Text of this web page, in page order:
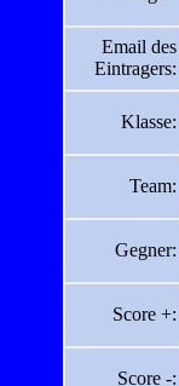
Email des
Eintragers:
Klasse:
Team:
Gegner:
Score +:
Score -: